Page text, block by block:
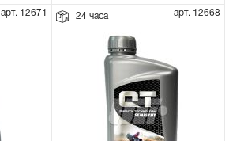
арт. 12671 24 часа арт. 12668